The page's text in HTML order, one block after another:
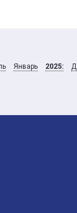
Январь 2025: